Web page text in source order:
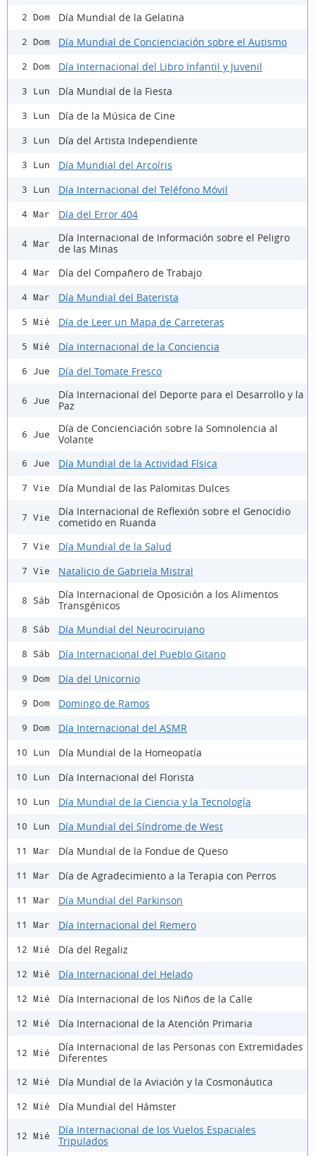
2 Dom Día Mundial de la Gelatina
2 Dom Día Mundial de Concienciación sobre el Autismo
2 Dom Día Internacional del Libro Infantil y Juvenil
3 Lun Día Mundial de la Fiesta
3 Lun Día de la Música de Cine
3 Lun Día del Artista Independiente
3 Lun Día Mundial del Arcoíris
3 Lun Día Internacional del Teléfono Móvil
4 Mar Día del Error 404
4 Mar
Día Internacional de Información sobre el Peligro
de las Minas
4 Mar Día del Compañero de Trabajo
4 Mar Día Mundial del Baterista
5 Mié Día de Leer un Mapa de Carreteras
5 Mié Día Internacional de la Conciencia
6 Jue Día del Tomate Fresco
6 Jue
Día Internacional del Deporte para el Desarrollo y la
Paz
6 Jue
Día de Concienciación sobre la Somnolencia al
Volante
6 Jue Día Mundial de la Actividad Física
7 Vie Día Mundial de las Palomitas Dulces
7 Vie
Día Internacional de Reflexión sobre el Genocidio
cometido en Ruanda
7 Vie Día Mundial de la Salud
7 Vie Natalicio de Gabriela Mistral
8 Sáb
Día Internacional de Oposición a los Alimentos
Transgénicos
8 Sáb Día Mundial del Neurocirujano
8 Sáb Día Internacional del Pueblo Gitano
9 Dom Día del Unicornio
9 Dom Domingo de Ramos
9 Dom Día Internacional del ASMR
10 Lun Día Mundial de la Homeopatía
10 Lun Día Internacional del Florista
10 Lun Día Mundial de la Ciencia y la Tecnología
10 Lun Día Mundial del Síndrome de West
11 Mar Día Mundial de la Fondue de Queso
11 Mar Día de Agradecimiento a la Terapia con Perros
11 Mar Día Mundial del Parkinson
11 Mar Día Internacional del Remero
12 Mié Día del Regaliz
12 Mié Día Internacional del Helado
12 Mié Día Internacional de los Niños de la Calle
12 Mié Día Internacional de la Atención Primaria
12 Mié
Día Internacional de las Personas con Extremidades
Diferentes
12 Mié Día Mundial de la Aviación y la Cosmonáutica
12 Mié Día Mundial del Hámster
12 Mié
Día Internacional de los Vuelos Espaciales
Tripulados